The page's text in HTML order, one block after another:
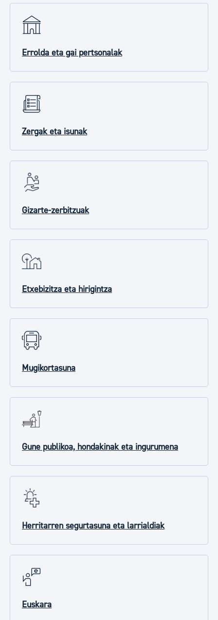
Errolda eta gai pertsonalak
Zergak eta isunak
Gizarte-zerbitzuak
Etxebizitza eta hirigintza
Mugikortasuna
Gune publikoa, hondakinak eta ingurumena
Herritarren segurtasuna eta larrialdiak
Euskara